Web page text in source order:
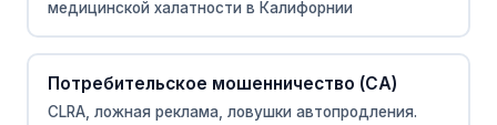
медицинской халатности в Калифорнии
Потребительское мошенничество (CA)
CLRA, ложная реклама, ловушки автопродления.